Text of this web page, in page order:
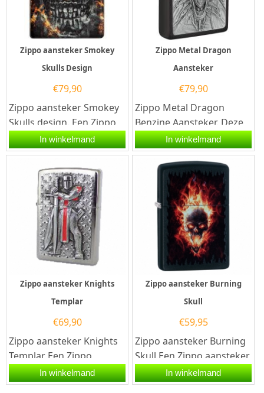
Zippo aansteker Smokey
Skulls Design
€79,90
Zippo aansteker Smokey
Skulls design. Een Zippo
aansteker is een
kwalitatief...
In winkelmand
Zippo Metal Dragon
Aansteker
€79,90
Zippo Metal Dragon
Benzine Aansteker. Deze
zippo benzine aansteker
heeft aan de voorzijde
een 3d...
In winkelmand
Zippo aansteker Knights
Templar
€69,90
Zippo aansteker Knights
Templar Een Zippo
aansteker is een
kwalitatief...
In winkelmand
Zippo aansteker Burning
Skull
€59,95
Zippo aansteker Burning
Skull.Een Zippo aansteker
is een kwalitatief
goede aansteker met de...
In winkelmand